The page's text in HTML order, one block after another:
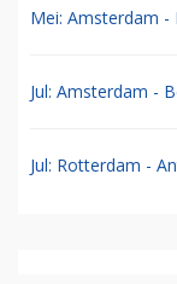
Mei: Amsterdam -
Jul: Amsterdam -
Jul: Rotterdam -